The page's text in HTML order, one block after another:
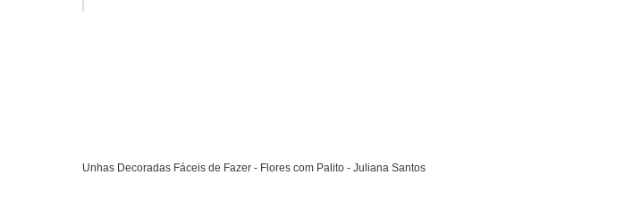
Unhas Decoradas Fáceis de Fazer - Flores com Palito - Juliana Santos